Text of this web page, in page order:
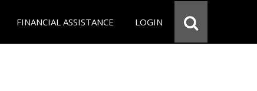
FINANCIAL ASSISTANCE LOGIN